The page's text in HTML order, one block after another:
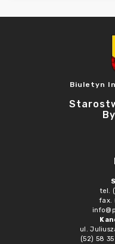
Biuletyn
tel.
fax.
ul.
(52) 58